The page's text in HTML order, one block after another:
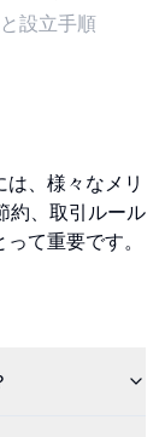
設立手順
、様々なメリ
約、取引ルール
て重要です。